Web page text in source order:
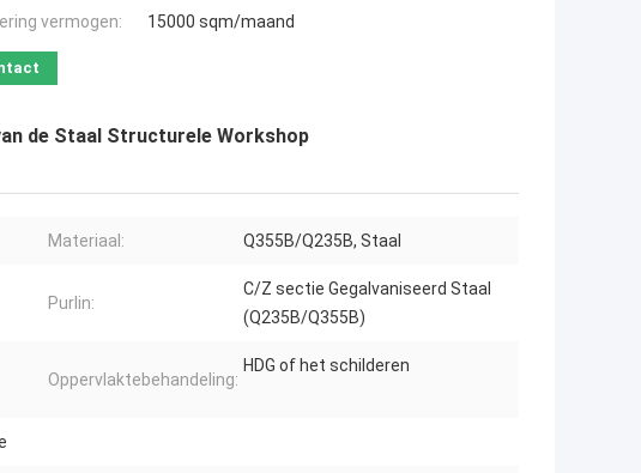
vermogen:
15000 sqm/maand
de Staal Structurele Workshop
Materiaal: Q355B/Q235B, Staal
Purlin:
C/Z sectie Gegalvaniseerd Staal
(Q235B/Q355B)
Oppervlaktebehandeling:
HDG of het schilderen